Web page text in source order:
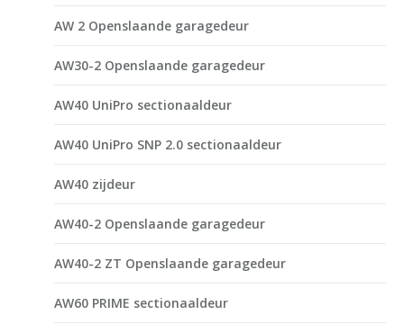
AW 2 Openslaande garagedeur
AW30-2 Openslaande garagedeur
AW40 UniPro sectionaaldeur
AW40 UniPro SNP 2.0 sectionaaldeur
AW40 zijdeur
AW40-2 Openslaande garagedeur
AW40-2 ZT Openslaande garagedeur
AW60 PRIME sectionaaldeur